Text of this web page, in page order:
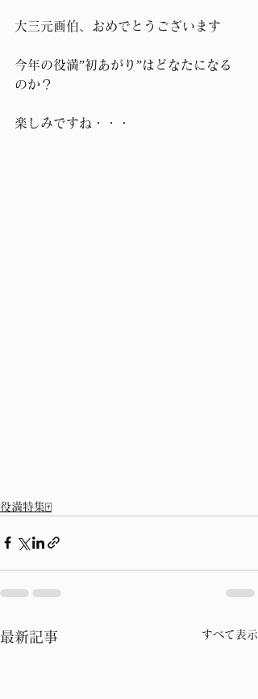
大三元画伯、おめでとうございます
今年の役満”初あがり”はどなたになる
のか？
楽しみですね・・・
役満特集🀄
最新記事 すべて表示